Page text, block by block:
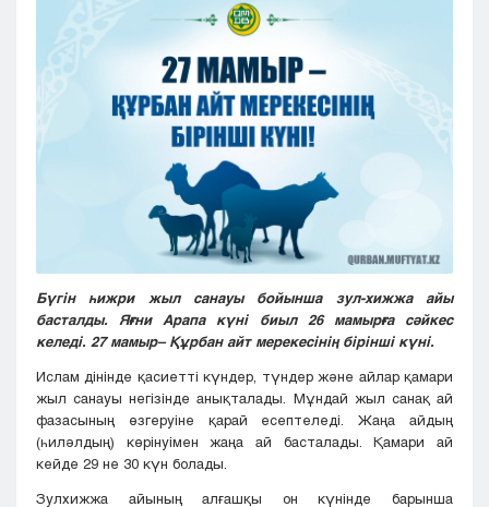
Бүгін һижри жыл санауы бойынша зул-хижжа айы
басталды. Яғни Арапа күні биыл 26 мамырға сәйкес
келеді. 27 мамыр– Құрбан айт мерекесінің бірінші күні.
Ислам дінінде қасиетті күндер, түндер және айлар қамари
жыл санауы негізінде анықталады. Мұндай жыл санақ ай
фазасының өзгеруіне қарай есептеледі. Жаңа айдың
(һиләлдың) көрінуімен жаңа ай басталады. Қамари ай
кейде 29 не 30 күн болады.
Зулхижжа айының алғашқы он күнінде барынша